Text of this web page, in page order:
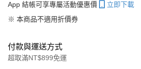
App 結帳可享專屬活動優惠價
立即下載
※ 本商品不適用折價券
付款與運送方式
超取滿NT$899免運